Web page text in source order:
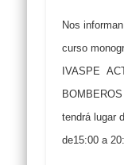
Nos
curso
IVASPE
tendrá lugar
de15:00 a